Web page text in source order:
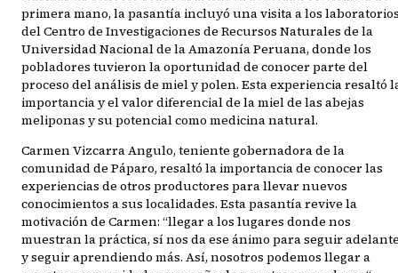
primera mano, la pasantía incluyó una visita a los
del Centro de Investigaciones de Recursos Naturales de la
Universidad Nacional de la Amazonía Peruana, donde los
pobladores tuvieron la oportunidad de conocer parte del
proceso del análisis de miel y polen. Esta experiencia resaltó
importancia y el valor diferencial de la miel de las abejas
meliponas y su potencial como medicina natural.
Carmen Vizcarra Angulo, teniente gobernadora de la
comunidad de Páparo, resaltó la importancia de conocer las
experiencias de otros productores para llevar nuevos
conocimientos a sus localidades. Esta pasantía revive la
motivación de Carmen: “llegar a los lugares donde nos
muestran la práctica, sí nos da ese ánimo para seguir
y seguir aprendiendo más. Así, nosotros podemos llegar a